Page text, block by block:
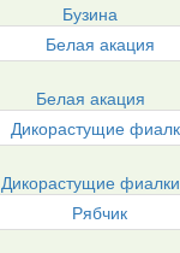
Бузина
Белая акация
Дикорастущие фиалки